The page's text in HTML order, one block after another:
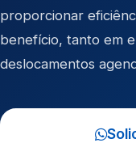
proporcionar
benefício, tanto em
deslocamentos